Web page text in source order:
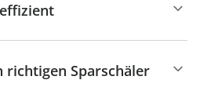
richtigen Sparschäler